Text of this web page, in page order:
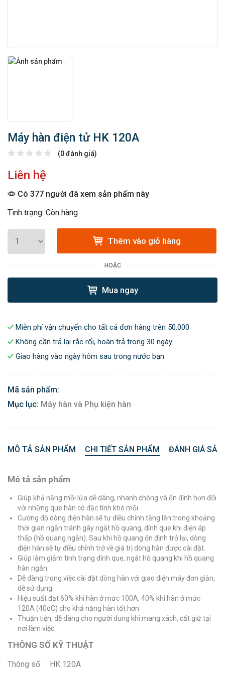
Máy hàn điện tử HK 120A
(0 đánh giá)
Liên hệ
Có 377 người đã xem sản phẩm này
Tình trạng: Còn hàng
Thêm vào giỏ hàng
HOẶC
Mua ngay
Miễn phí vận chuyển cho tất cả đơn hàng trên 50.000
Không cần trả lại rắc rối, hoàn trả trong 30 ngày
Giao hàng vào ngày hôm sau trong nước bạn
Mã sản phẩm:
Mục lục: Máy hàn và Phụ kiện hàn
MÔ TẢ SẢN PHẨM CHI TIẾT SẢN PHẨM ĐÁNH GIÁ
Mô tả sản phẩm
Giúp khả năng mồi lửa dễ dàng, nhanh chóng và ổn định hơn đối
với những que hàn có đặc tính khó mồi.
Cường độ dòng điện hàn sẽ tự điều chỉnh tăng lên trong khoảng
thời gian ngắn tránh gây ngắt hồ quang, dính que khi điện áp
thấp (hồ quang ngắn). Sau khi hồ quang ổn định trở lại, dòng
điện hàn sẽ tự điều chỉnh trở về giá trị dòng hàn được cài đặt.
Giúp làm giảm tình trạng dính que, ngắt hồ quang khi hồ quang
hàn ngắn.
Dễ dàng trong việc cài đặt dòng hàn với giao diện máy đơn giản,
dễ sử dụng.
Hiệu suất đạt 60% khi hàn ở mức 100A, 40% khi hàn ở mức
120A (40oC) cho khả năng hàn tốt hơn
Thuận tiện, dễ dàng cho người dung khi mang xách, cất giữ tại
nơi làm việc.
THÔNG SỐ KỸ THUẬT
Thông số : HK 120A